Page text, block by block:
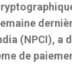
(NPCI), a
de